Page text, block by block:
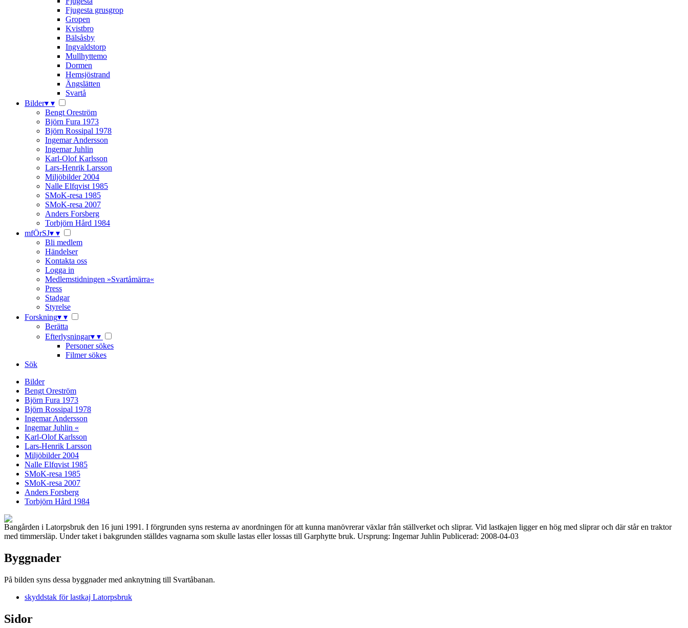
Fjugesta grusgrop
Gropen
Kvistbro
Bälsåsby
Ingvaldstorp
Mullhyttemo
Dormen
Hemsjöstrand
Ängslätten
Svartå
Bilder▾ ▾
Bengt Oreström
Björn Fura 1973
Björn Rossipal 1978
Ingemar Andersson
Ingemar Juhlin
Karl-Olof Karlsson
Lars-Henrik Larsson
Miljöbilder 2004
Nalle Elfqvist 1985
SMoK-resa 1985
SMoK-resa 2007
Anders Forsberg
Torbjörn Hård 1984
mfÖrSJ▾ ▾
Bli medlem
Händelser
Kontakta oss
Logga in
Medlemstidningen »Svartåmärra«
Press
Stadgar
Styrelse
Forskning▾ ▾
Berätta
Efterlysningar▾ ▾
Personer sökes
Filmer sökes
Sök
Bilder
Bengt Oreström
Björn Fura 1973
Björn Rossipal 1978
Ingemar Andersson
Ingemar Juhlin «
Karl-Olof Karlsson
Lars-Henrik Larsson
Miljöbilder 2004
Nalle Elfqvist 1985
SMoK-resa 1985
SMoK-resa 2007
Anders Forsberg
Torbjörn Hård 1984
Bangården i Latorpsbruk den 16 juni 1991. I förgrunden syns resterna av anordningen för att kunna manövrerar växlar från ställverket och sliprar. Vid lastkajen ligger en hög med sliprar och där står en traktor
med timmersläp. Under taket i bakgrunden ställdes vagnarna som skulle lastas eller lossas till Garphytte bruk. Ursprung: Ingemar Juhlin Publicerad: 2008-04-03
Byggnader
På bilden syns dessa byggnader med anknytning till Svartåbanan.
skyddstak för lastkaj Latorpsbruk
Sidor